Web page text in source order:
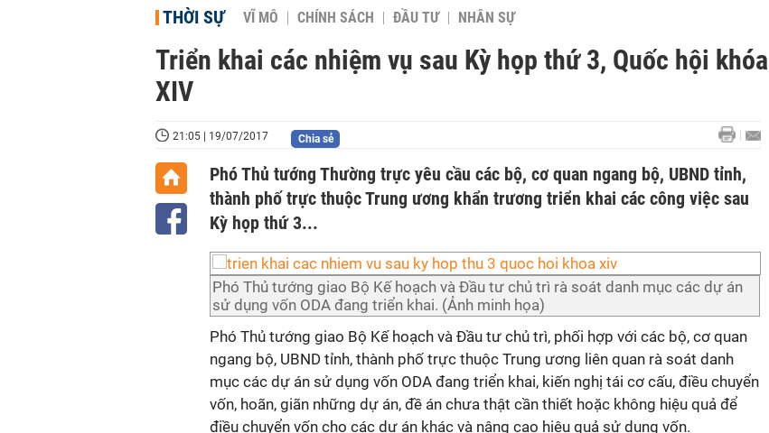
THỜI SỰ VĨ MÔ CHÍNH SÁCH ĐẦU TƯ NHÂN SỰ
Triển khai các nhiệm vụ sau Kỳ họp thứ 3, Quốc hội khóa
XIV
21:05 | 19/07/2017 Chia sẻ
Phó Thủ tướng Thường trực yêu cầu các bộ, cơ quan ngang bộ, UBND tỉnh,
thành phố trực thuộc Trung ương khẩn trương triển khai các công việc sau
Kỳ họp thứ 3...
Phó Thủ tướng giao Bộ Kế hoạch và Đầu tư chủ trì rà soát danh mục các dự án
sử dụng vốn ODA đang triển khai. (Ảnh minh họa)
Phó Thủ tướng giao Bộ Kế hoạch và Đầu tư chủ trì, phối hợp với các bộ, cơ quan
ngang bộ, UBND tỉnh, thành phố trực thuộc Trung ương liên quan rà soát danh
mục các dự án sử dụng vốn ODA đang triển khai, kiến nghị tái cơ cấu, điều chuyển
vốn, hoãn, giãn những dự án, đề án chưa thật cần thiết hoặc không hiệu quả để
điều chuyển vốn cho các dự án khác và nâng cao hiệu quả sử dụng vốn.